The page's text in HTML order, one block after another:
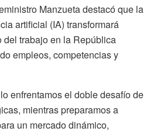
Manzueta destacó que la
artificial (IA) transformará
del trabajo en la República
empleos, competencias y
enfrentamos el doble desafío de
mientras preparamos a
un mercado dinámico,